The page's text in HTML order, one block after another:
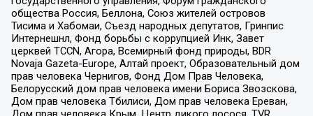
общества Россия, Беллона, Союз жителей островов
Тисима и Хабомаи, Съезд народных депутатов, Гринпис
Интернешнл, Фонд борьбы с коррупцией Инк, Завет
церквей TCCN, Агора, Всемирный фонд природы, BDR
Novaja Gazeta-Europe, Алтай проект, Образовательный дом
прав человека Чернигов, Фонд Дом Прав Человека,
Белорусский дом прав человека имени Бориса Звозскова,
Дом прав человека Тбилиси, Дом прав человека Ереван,